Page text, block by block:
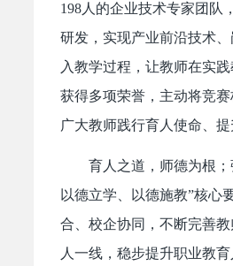
198人的企业技术专家团队
研发，实现产业前沿技术
入教学过程，让教师在实
获得多项荣誉，主动将竞
广大教师践行育人使命、提
育人之道，师德为根
以德立学、以德施教”核心
合、校企协同，不断完善
人一线，稳步提升职业教